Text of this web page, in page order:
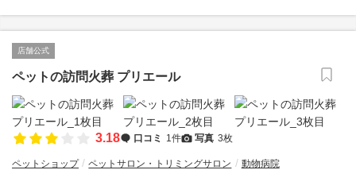
店舗公式
ペットの訪問火葬 プリエール
3.18 口コミ 1件 写真 3枚
ペットショップ ペットサロン・トリミングサロン 動物病院